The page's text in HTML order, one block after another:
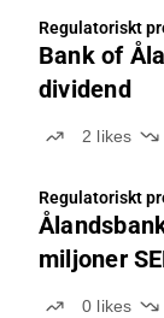
Regulatoriskt
Bank of
dividend
2 likes
Regulatoriskt
miljoner
0 likes